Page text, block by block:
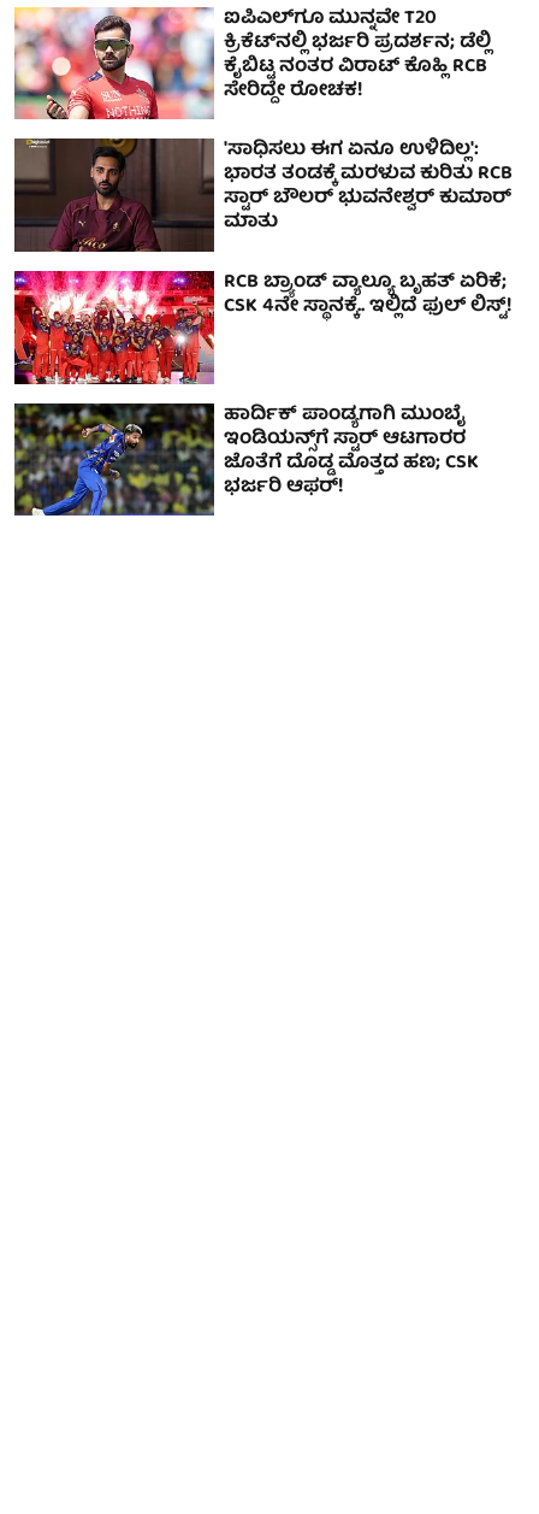
ಐಪಿಎಲ್‌ಗೂ ಮುನ್ನವೇ T20
ಕ್ರಿಕೆಟ್‌ನಲ್ಲಿ ಭರ್ಜರಿ ಪ್ರದರ್ಶನ; ಡೆಲ್ಲಿ
ಕೈಬಿಟ್ಟ ನಂತರ ವಿರಾಟ್ ಕೊಹ್ಲಿ RCB
ಸೇರಿದ್ದೇ ರೋಚಕ!
'ಸಾಧಿಸಲು ಈಗ ಏನೂ ಉಳಿದಿಲ್ಲ':
ಭಾರತ ತಂಡಕ್ಕೆ ಮರಳುವ ಕುರಿತು RCB
ಸ್ಟಾರ್ ಬೌಲರ್ ಭುವನೇಶ್ವರ್ ಕುಮಾರ್
ಮಾತು
RCB ಬ್ರ್ಯಾಂಡ್ ವ್ಯಾಲ್ಯೂ ಬೃಹತ್ ಏರಿಕೆ;
CSK 4ನೇ ಸ್ಥಾನಕ್ಕೆ.. ಇಲ್ಲಿದೆ ಫುಲ್ ಲಿಸ್ಟ್!
ಹಾರ್ದಿಕ್ ಪಾಂಡ್ಯ‌ಗಾಗಿ ಮುಂಬೈ
ಇಂಡಿಯನ್ಸ್‌ಗೆ ಸ್ಟಾರ್ ಆಟಗಾರರ
ಜೊತೆಗೆ ದೊಡ್ಡ ಮೊತ್ತದ ಹಣ; CSK
ಭರ್ಜರಿ ಆಫರ್!